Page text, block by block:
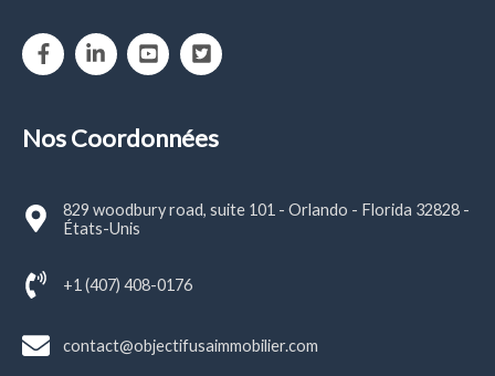
Nos Coordonnées
829 woodbury road, suite 101 - Orlando - Florida 32828 -
États-Unis
+1 (407) 408-0176
contact@objectifusaimmobilier.com